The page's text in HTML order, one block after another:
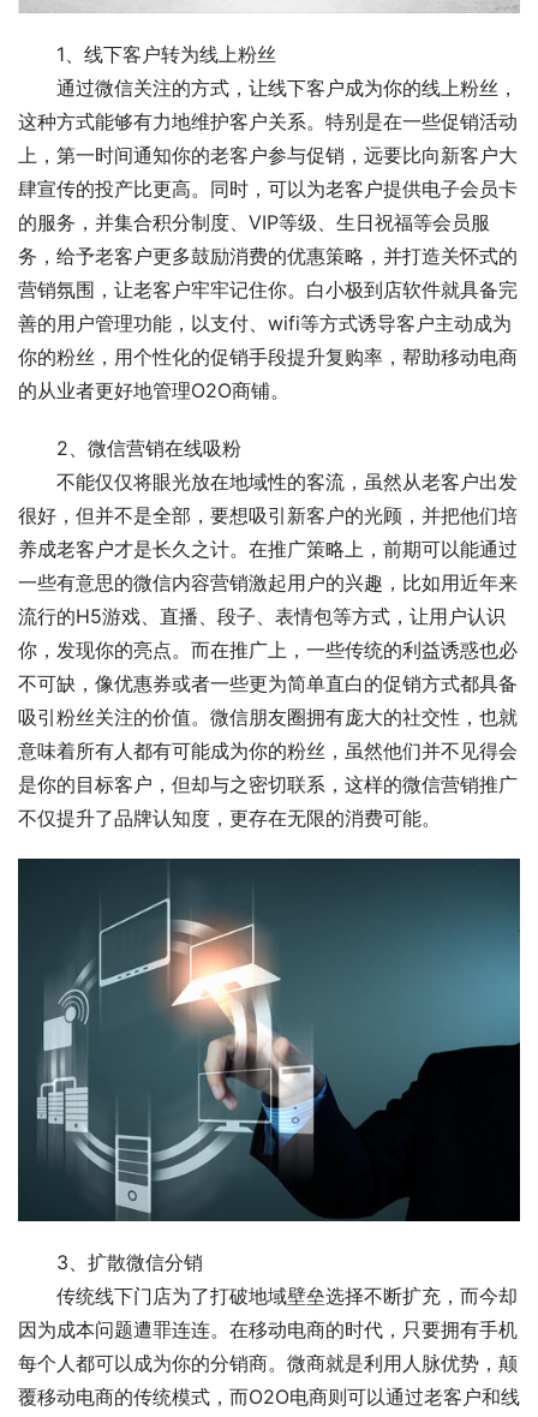
1、线下客户转为线上粉丝
通过微信关注的方式，让线下客户成为你的线上粉丝，
这种方式能够有力地维护客户关系。特别是在一些促销活动
上，第一时间通知你的老客户参与促销，远要比向新客户大
肆宣传的投产比更高。同时，可以为老客户提供电子会员卡
的服务，并集合积分制度、VIP等级、生日祝福等会员服
务，给予老客户更多鼓励消费的优惠策略，并打造关怀式的
营销氛围，让老客户牢牢记住你。白小极到店软件就具备完
善的用户管理功能，以支付、wifi等方式诱导客户主动成为
你的粉丝，用个性化的促销手段提升复购率，帮助移动电商
的从业者更好地管理O2O商铺。
2、微信营销在线吸粉
不能仅仅将眼光放在地域性的客流，虽然从老客户出发
很好，但并不是全部，要想吸引新客户的光顾，并把他们培
养成老客户才是长久之计。在推广策略上，前期可以能通过
一些有意思的微信内容营销激起用户的兴趣，比如用近年来
流行的H5游戏、直播、段子、表情包等方式，让用户认识
你，发现你的亮点。而在推广上，一些传统的利益诱惑也必
不可缺，像优惠券或者一些更为简单直白的促销方式都具备
吸引粉丝关注的价值。微信朋友圈拥有庞大的社交性，也就
意味着所有人都有可能成为你的粉丝，虽然他们并不见得会
是你的目标客户，但却与之密切联系，这样的微信营销推广
不仅提升了品牌认知度，更存在无限的消费可能。
3、扩散微信分销
传统线下门店为了打破地域壁垒选择不断扩充，而今却
因为成本问题遭罪连连。在移动电商的时代，只要拥有手机
每个人都可以成为你的分销商。微商就是利用人脉优势，颠
覆移动电商的传统模式，而O2O电商则可以通过老客户和线